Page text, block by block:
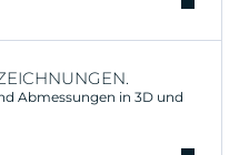
Abmessungen in 3D und